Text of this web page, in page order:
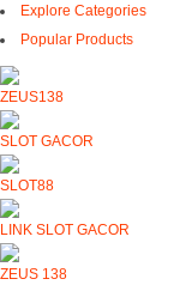
Explore Categories
Popular Products
ZEUS138
SLOT GACOR
SLOT88
LINK SLOT GACOR
ZEUS 138